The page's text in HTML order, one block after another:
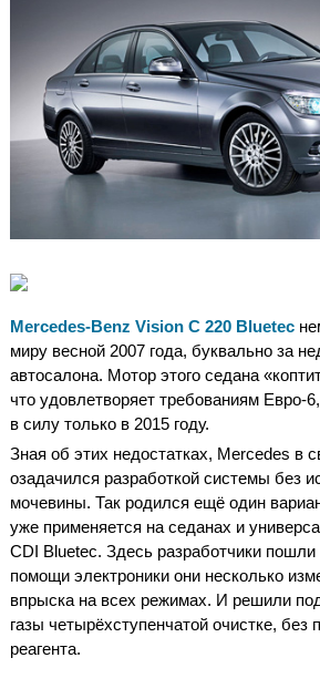
Mercedes-Benz Vision C 220 Bluetec
миру весной 2007 года, буквально за
автосалона. Мотор этого седана
что удовлетворяет требованиям Евро-
в силу только в 2015 году.
Зная об этих недостатках, Mercedes в
озадачился разработкой системы без
мочевины. Так родился ещё один
уже применяется на седанах и
CDI Bluetec. Здесь разработчики
помощи электроники они несколько
впрыска на всех режимах. И решили
газы четырёхступенчатой очистке, без
реагента.